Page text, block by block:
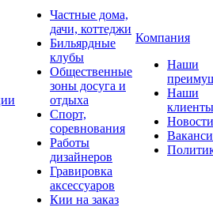
Частные дома,
дачи, коттеджи
Бильярдные
клубы
Общественные
зоны досуга и
отдыха
Спорт,
соревнования
Работы
дизайнеров
Гравировка
аксессуаров
Кии на заказ
Компания
Наши
Наши
клиенты
Новости